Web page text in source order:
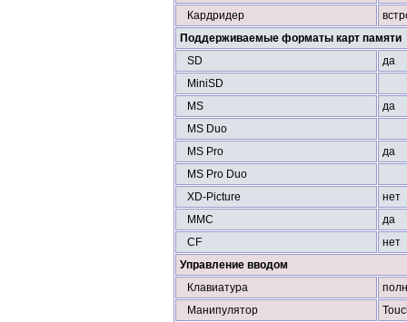
Кардридер
Поддерживаемые форматы карт памяти
SD
да
MiniSD
MS
да
MS Duo
MS Pro
да
MS Pro Duo
XD-Picture
нет
MMC
да
CF
нет
Управление вводом
Клавиатура
Манипулятор